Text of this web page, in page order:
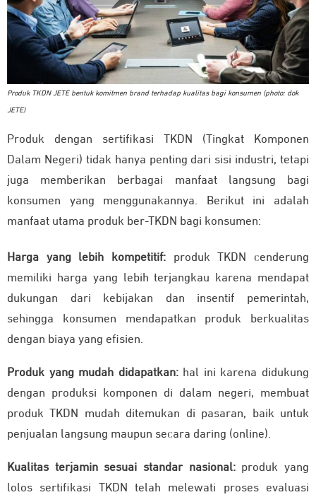
Produk TKDN JETE bentuk komitmen brand terhadap kualitas bagi konsumen (photo: dok
JETE)
Produk dengan sertifikasi TKDN (Tingkat Komponen
Dalam Negeri) tidak hanya penting dari sisi industri, tetapi
juga memberikan berbagai manfaat langsung bagi
konsumen yang menggunakannya. Berikut ini adalah
manfaat utama produk ber-TKDN bagi konsumen:
Harga yang lebih kompetitif: produk TKDN cenderung
memiliki harga yang lebih terjangkau karena mendapat
dukungan dari kebijakan dan insentif pemerintah,
sehingga konsumen mendapatkan produk berkualitas
dengan biaya yang efisien.
Produk yang mudah didapatkan:hal ini karena didukung
dengan produksi komponen di dalam negeri, membuat
produk TKDN mudah ditemukan di pasaran, baik untuk
penjualan langsung maupun secara daring (online).
Kualitas terjamin sesuai standar nasional: produk yang
lolos sertifikasi TKDN telah melewati proses evaluasi